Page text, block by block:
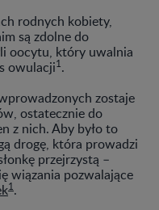
rodnych kobiety,
są zdolne do
oocytu, który uwalnia
owulacji1.
zostaje
ostatecznie do
z nich. Aby było to
drogę, która prowadzi
przejrzystą –
wiązania pozwalające
1.